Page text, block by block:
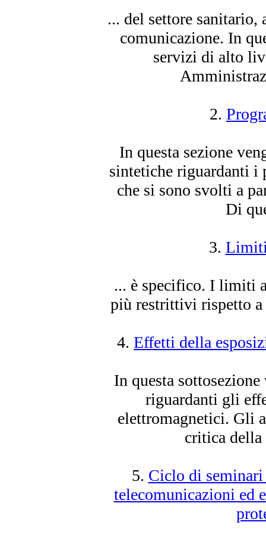
... del settore sanitario,
comunicazione. In
servizi di alto
2.
In questa sezione
sintetiche riguardanti i
che si sono svolti a
Di
3.
... è specifico. I limiti
più restrittivi rispetto
4. Effetti della
In questa
riguardanti gli
elettromagnetici. Gli
critica della
5. Ciclo di
telecomunicazioni ed